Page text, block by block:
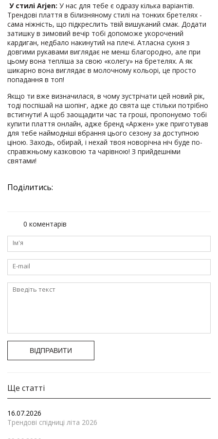
У стилі Arjen: У нас для тебе є одразу кілька варіантів.
Трендові плаття в білизняному стилі на тонких бретелях -
сама ніжність, що підкреслить твій вишуканий смак. Додати
затишку в зимовий вечір тобі допоможе укорочений
кардиган, недбало накинутий на плечі. Атласна сукня з
довгими рукавами виглядає не менш благородно, але при
цьому вона тепліша за свою «колегу» на бретелях. А як
шикарно вона виглядає в молочному кольорі, це просто
попадання в топ!
Якщо ти вже визначилася, в чому зустрічати цей новий рік,
тоді поспішай на шопінг, адже до свята ще стільки потрібно
встигнути! А щоб заощадити час та гроші, пропонуємо тобі
купити плаття онлайн, адже бренд «Аржен» уже приготував
для тебе наймодніші вбрання цього сезону за доступною
ціною. Заходь, обирай, і нехай твоя новорічна ніч буде по-
справжньому казковою та чарівною! З прийдешніми
святами!
Поділитись:
0 коментарів
ВІДПРАВИТИ
Ще статті
16.07.2026
Трендові спідниці літа 2026